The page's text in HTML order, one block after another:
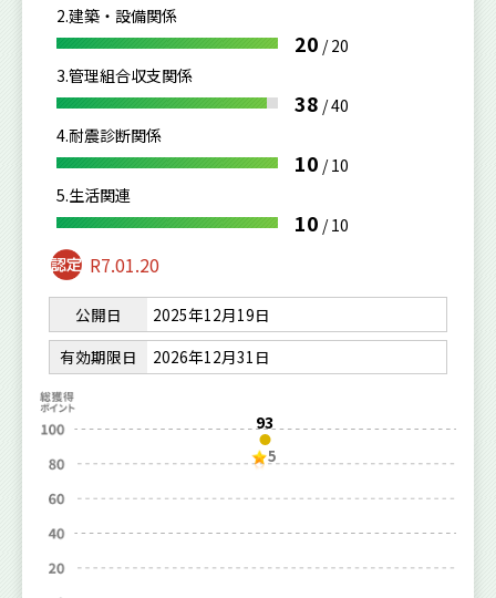
2.建築・設備関係
20 /20
3.管理組合収支関係
38 /40
4.耐震診断関係
10 /10
5.生活関連
10 /10
R7.01.20
公開日
2025年12月19日
有効期限日
2026年12月31日
93
5